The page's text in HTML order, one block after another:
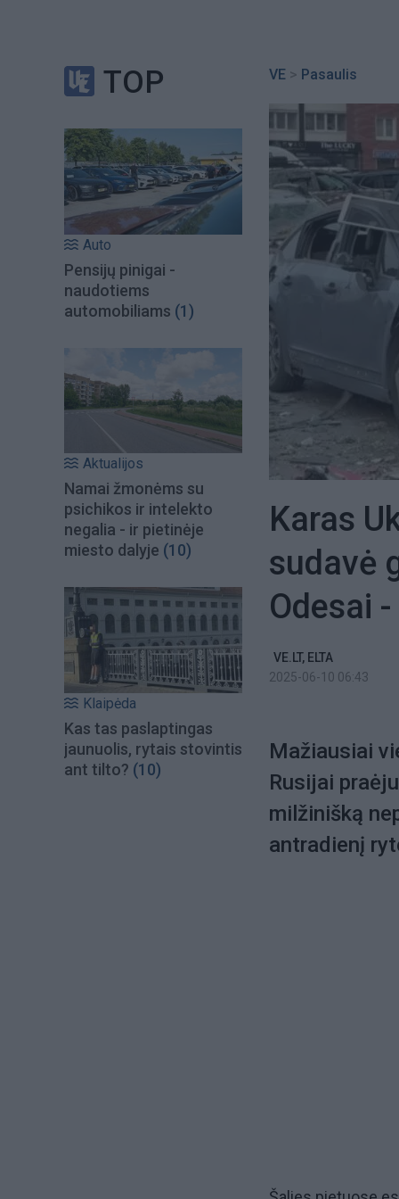
TOP
Auto
Pensijų pinigai -
naudotiems
automobiliams (1)
Aktualijos
Namai žmonėms su
psichikos ir intelekto
negalia - ir pietinėje
miesto dalyje (10)
Klaipėda
Kas tas paslaptingas
jaunuolis, rytais stovintis
ant tilto? (10)
VE > Pasaulis
Karas
sudavė
Odesai
VE.LT, ELTA
2025-06-10 06:43
Mažiausiai
Rusijai
milžinišką
antradienį